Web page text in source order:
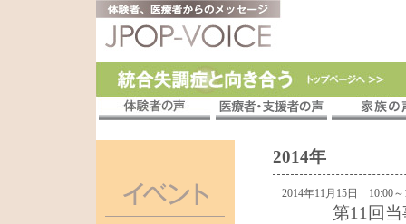
2014年
2014年11月15日 10:00～
第11回